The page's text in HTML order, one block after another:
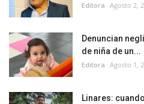
Editora Agosto 2,
Denuncian
de niña de un...
Editora Agosto 1,
Linares: